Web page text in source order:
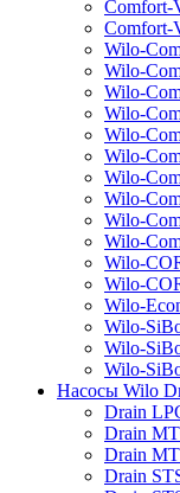
Comfort-
Comfort-
Wilo-
Wilo-
Wilo-
Wilo-
Wilo-
Wilo-
Wilo-
Wilo-
Wilo-
Wilo-
Wilo-
Wilo-
Wilo-
Wilo-
Wilo-
Wilo-
Насосы Wilo
Drain
Drain
Drain
Drain